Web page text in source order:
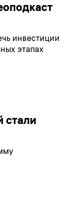
инвестиции
этапах
стали